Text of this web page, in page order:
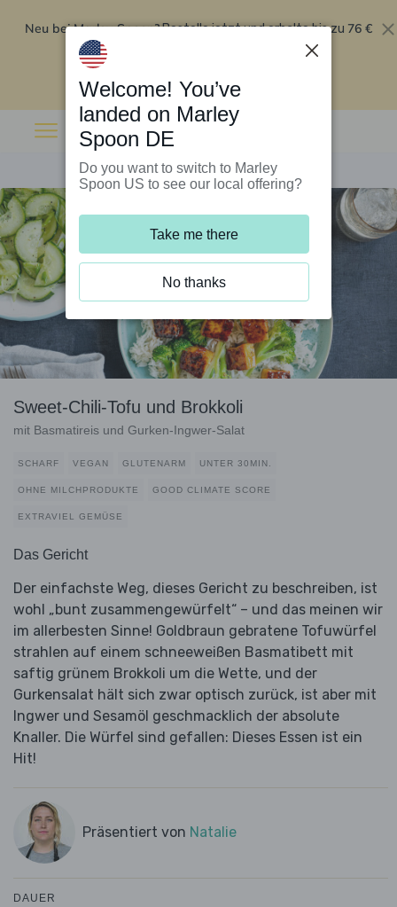
Neu bei Marley Spoon?Bestelle jetzt und erhalte bis zu 76 €
Rabatt auf deine ersten fünf Boxen
Sweet-Chili-Tofu und Brokkoli
mit Basmatireis und Gurken-Ingwer-Salat
SCHARF VEGAN GLUTENARM UNTER 30MIN.
OHNE MILCHPRODUKTE GOOD CLIMATE SCORE
EXTRAVIEL GEMÜSE
Das Gericht
Der einfachste Weg, dieses Gericht zu beschreiben, ist
wohl „bunt zusammengewürfelt“ – und das meinen wir
im allerbesten Sinne! Goldbraun gebratene Tofuwürfel
strahlen auf einem schneeweißen Basmatibett mit
saftig grünem Brokkoli um die Wette, und der
Gurkensalat hält sich zwar optisch zurück, ist aber mit
Ingwer und Sesamöl geschmacklich der absolute
Knaller. Die Würfel sind gefallen: Dieses Essen ist ein
Hit!
Präsentiert von Natalie
DAUER
Welcome! You’ve
landed on Marley
Spoon DE
Do you want to switch to Marley
Spoon US to see our local offering?
Take me there
No thanks